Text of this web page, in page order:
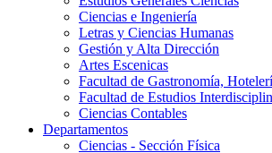
Ciencias e Ingeniería
Letras y Ciencias Humanas
Gestión y Alta Dirección
Artes Escenicas
Facultad de Gastronomía,
Facultad de Estudios
Ciencias Contables
Departamentos
Ciencias - Sección Física